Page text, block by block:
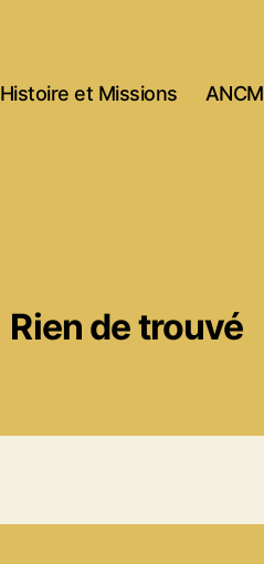
Histoire et Missions
Rien de trouvé